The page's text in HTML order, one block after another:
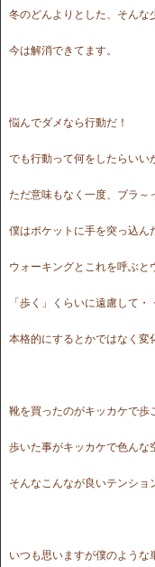
冬のどんよりとした、そんな
今は解消できてます。
悩んでダメなら行動だ！
でも行動って何をしたらいい
ただ意味もなく一度、ブラ～
僕はポケットに手を突っ込ん
ウォーキングとこれを呼ぶ
「歩く」くらいに遠慮して・
本格的にするとかではなく変
靴を買ったのがキッカケで歩
歩いた事がキッカケで色んな
そんなこんなが良いテンショ
いつも思いますが僕のような